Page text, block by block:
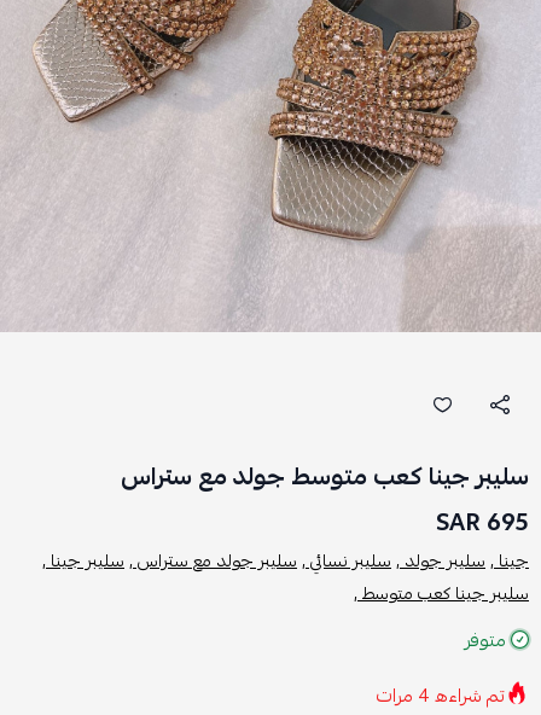
سليبر جينا كعب متوسط جولد مع ستراس
695 SAR
جينا ,سليبر جولد ,سليبر نسائي ,سليبر جولد مع ستراس ,سليبر جينا ,
سليبر جينا كعب متوسط ,
متوفر
تم شراءه4 مرات